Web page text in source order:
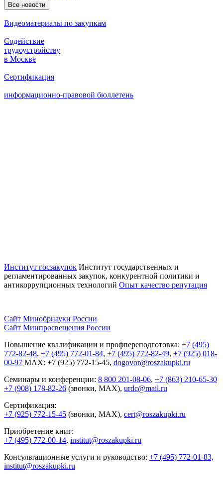
Все новости
Видеоматериалы по закупкам
Содействие
трудоустройству
в Москве
Сертификация
информационно-правовой бюллетень
Институт госзакупок Институт государственных и
регламентированных закупок, конкурентной политики и
антикоррупционных технологий Опыт качество репутация
Сайт Минобрнауки России
Сайт Минпросвещения России
Повышение квалификации и профпереподготовка: +7 (495)
772-82-48, +7 (495) 772-01-84, +7 (495) 772-82-49, +7 (925) 018-
00-97 MAX: +7 (925) 772-15-45, dogovor@roszakupki.ru
Семинары и конференции: 8 800 201-08-06, +7 (863) 210-65-30
+7 (908) 178-82-26 (звонки, MAX), urdc@mail.ru
Сертификация:
+7 (925) 772-15-45 (звонки, MAX), cert@roszakupki.ru
Приобретение книг:
+7 (495) 772-00-14, institut@roszakupki.ru
Консультационные услуги и руководство: +7 (495) 772-01-83,
institut@roszakupki.ru